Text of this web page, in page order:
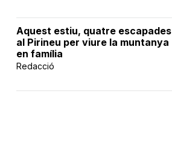
Aquest estiu, quatre escapades
al Pirineu per viure la muntanya
en família
Redacció